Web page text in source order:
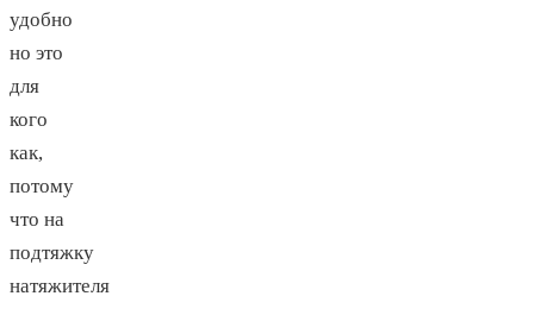
удобно
но это
для
кого
как,
потому
что на
подтяжку
натяжителя